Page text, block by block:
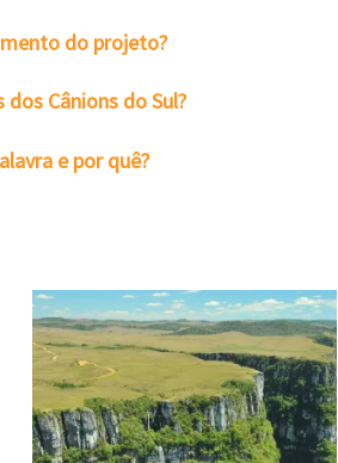
do projeto?
Cânions do Sul?
e por quê?